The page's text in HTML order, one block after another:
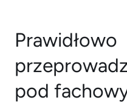
Prawidłowo
pod